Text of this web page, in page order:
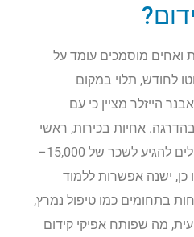
מוסמכים עומד על
ברוטו לחודש, תלוי במקום
הייזלר מציין כי עם
אחיות בכירות, ראשי
צוותים ומנהלי מחלקות יכולים להגיע לשכר של 15,000–
כן, ישנה אפשרות ללמוד
בתחומים כמו טיפול נמרץ,
מה שפותח אפיקי קידום